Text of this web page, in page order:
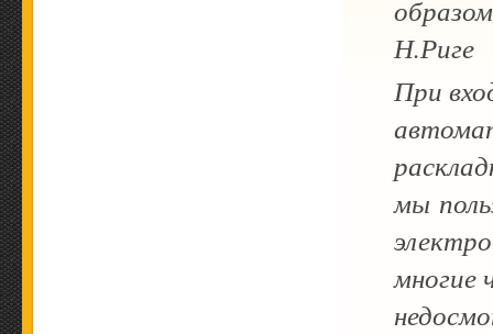
Н.Риге
При
мы
многие